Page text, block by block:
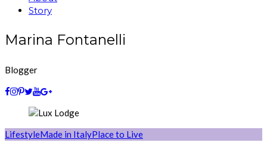
Story
Marina Fontanelli
Blogger
LifestyleMade in ItalyPlace to Live